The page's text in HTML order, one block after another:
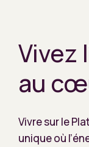
Vivez
au
Vivre sur le
unique où